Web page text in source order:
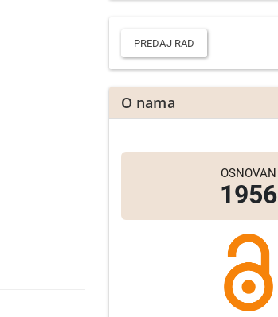
Predaj
radPREDAJ RAD
O nama
OSNOVAN
1956